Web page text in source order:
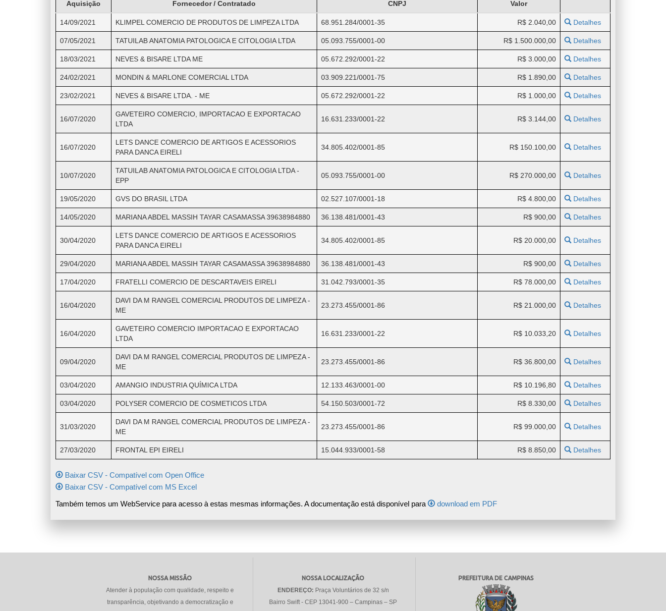
Aquisição Fornecedor / Contratado CNPJ Valor
14/09/2021 KLIMPEL COMERCIO DE PRODUTOS DE LIMPEZA LTDA 68.951.284/0001-35 R$ 2.040,00 Detalhes
07/05/2021 TATUILAB ANATOMIA PATOLOGICA E CITOLOGIA LTDA 05.093.755/0001-00 R$ 1.500.000,00 Detalhes
18/03/2021 NEVES & BISARE LTDA ME 05.672.292/0001-22 R$ 3.000,00 Detalhes
24/02/2021 MONDIN & MARLONE COMERCIAL LTDA 03.909.221/0001-75 R$ 1.890,00 Detalhes
23/02/2021 NEVES & BISARE LTDA. - ME 05.672.292/0001-22 R$ 1.000,00 Detalhes
16/07/2020
GAVETEIRO COMERCIO, IMPORTACAO E EXPORTACAO
LTDA
16.631.233/0001-22 R$ 3.144,00 Detalhes
16/07/2020
LETS DANCE COMERCIO DE ARTIGOS E ACESSORIOS
PARA DANCA EIRELI
34.805.402/0001-85 R$ 150.100,00 Detalhes
10/07/2020
TATUILAB ANATOMIA PATOLOGICA E CITOLOGIA LTDA -
EPP
05.093.755/0001-00 R$ 270.000,00 Detalhes
19/05/2020 GVS DO BRASIL LTDA 02.527.107/0001-18 R$ 4.800,00 Detalhes
14/05/2020 MARIANA ABDEL MASSIH TAYAR CASAMASSA 39638984880 36.138.481/0001-43 R$ 900,00 Detalhes
30/04/2020
LETS DANCE COMERCIO DE ARTIGOS E ACESSORIOS
PARA DANCA EIRELI
34.805.402/0001-85 R$ 20.000,00 Detalhes
29/04/2020 MARIANA ABDEL MASSIH TAYAR CASAMASSA 39638984880 36.138.481/0001-43 R$ 900,00 Detalhes
17/04/2020 FRATELLI COMERCIO DE DESCARTAVEIS EIRELI 31.042.793/0001-35 R$ 78.000,00 Detalhes
16/04/2020
DAVI DA M RANGEL COMERCIAL PRODUTOS DE LIMPEZA -
ME
23.273.455/0001-86 R$ 21.000,00 Detalhes
16/04/2020
GAVETEIRO COMERCIO IMPORTACAO E EXPORTACAO
LTDA
16.631.233/0001-22 R$ 10.033,20 Detalhes
09/04/2020
DAVI DA M RANGEL COMERCIAL PRODUTOS DE LIMPEZA -
ME
23.273.455/0001-86 R$ 36.800,00 Detalhes
03/04/2020 AMANGIO INDUSTRIA QUÍMICA LTDA 12.133.463/0001-00 R$ 10.196,80 Detalhes
03/04/2020 POLYSER COMERCIO DE COSMETICOS LTDA 54.150.503/0001-72 R$ 8.330,00 Detalhes
31/03/2020
DAVI DA M RANGEL COMERCIAL PRODUTOS DE LIMPEZA -
ME
23.273.455/0001-86 R$ 99.000,00 Detalhes
27/03/2020 FRONTAL EPI EIRELI 15.044.933/0001-58 R$ 8.850,00 Detalhes
Baixar CSV - Compatível com Open Office
Baixar CSV - Compatível com MS Excel
Também temos um WebService para acesso à estas mesmas informações. A documentação está disponível para download em PDF
NOSSA MISSÃO
Atender à população com qualidade, respeito e
transparência, objetivando a democratização e
NOSSA LOCALIZAÇÃO
ENDEREÇO: Praça Voluntários de 32 s/n
Bairro Swift - CEP 13041-900 – Campinas – SP
PREFEITURA DE CAMPINAS